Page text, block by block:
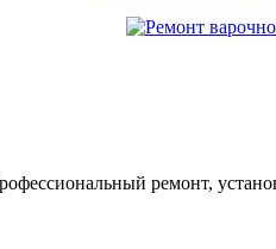
ремонт,